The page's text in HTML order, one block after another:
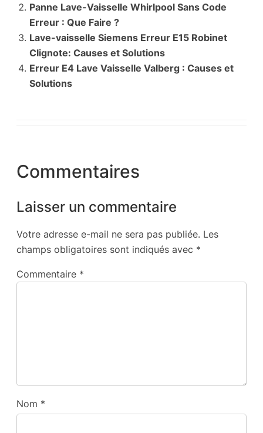
Panne Lave-Vaisselle Whirlpool Sans Code
Erreur : Que Faire ?
Lave-vaisselle Siemens Erreur E15 Robinet
Clignote: Causes et Solutions
Erreur E4 Lave Vaisselle Valberg : Causes et
Solutions
Commentaires
Laisser un commentaire
Votre adresse e-mail ne sera pas publiée. Les
champs obligatoires sont indiqués avec *
Commentaire *
Nom *